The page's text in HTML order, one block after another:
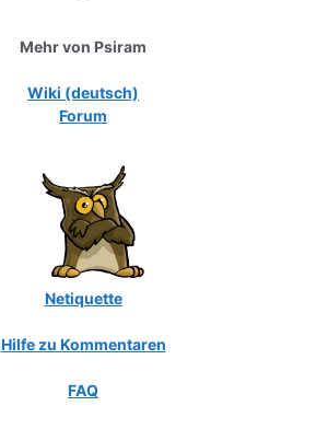
Mehr von Psiram
Wiki (deutsch)
Forum
Netiquette
Hilfe zu Kommentaren
FAQ